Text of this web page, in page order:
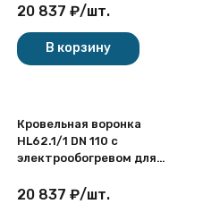
неэксплуатируемой
20 837 ₽/шт.
В корзину
Кровельная воронка
HL62.1/1 DN 110 с
электрообогревом для
неэксплуатируемой
20 837 ₽/шт.